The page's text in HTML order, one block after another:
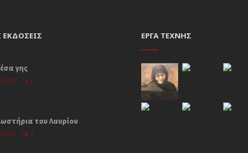
γης
2025 0
του Λαυρίου
2025 0
ΈΡΓΑ ΤΈΧΝΗΣ